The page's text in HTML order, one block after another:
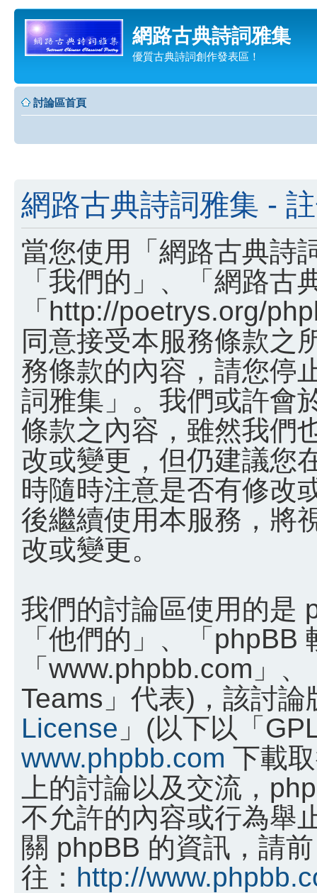
網路古典詩詞雅集
優質古典詩詞創作發表區！
討論區首頁
網路古典詩詞雅集 -
當您使用「網路古典詩
「我們的」、「網路古
「http://poetrys.org/
同意接受本服務條款之
務條款的內容，請您停
詞雅集」。我們或許會
條款之內容，雖然我們
改或變更，但仍建議您
時隨時注意是否有修改
後繼續使用本服務，將
改或變更。
我們的討論區使用的是
「他們的」、「phpBB
「www.phpbb.com」
Teams」代表)，該討論
License 」(以下以「
www.phpbb.com 下載
上的討論以及交流，
不允許的內容或行為舉
關 phpBB 的資訊，請前
往： http://